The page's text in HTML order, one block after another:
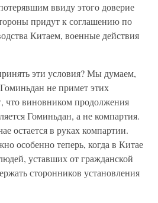
ввиду этого доверие
придут к соглашению по
Китаем, военные действия
эти условия? Мы думаем,
не примет этих
что виновником продолжения
Гоминьдан, а не компартия.
остается в руках компартии.
особенно теперь, когда в Китае
уставших от гражданской
сторонников установления